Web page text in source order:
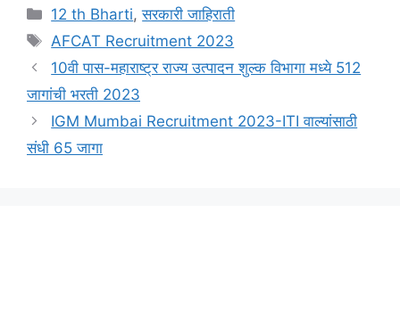
Categories
12 th Bharti,सरकारी जाहिराती
Tags
AFCAT Recruitment 2023
10वी पास-महाराष्ट्र राज्य उत्पादन शुल्क विभागा मध्ये 512
जागांची भरती 2023
IGM Mumbai Recruitment 2023-ITI वाल्यांसाठी
संधी 65 जागा